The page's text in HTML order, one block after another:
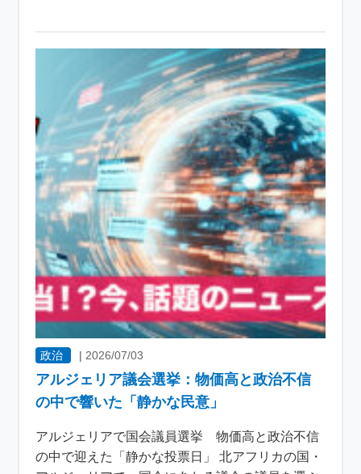
政治 | 2026/07/03
アルジェリア議会選挙：物価高と政治不信
の中で響いた「静かな民意」
アルジェリアで国会議員選挙 物価高と政治不信
の中で迎えた「静かな投票日」 北アフリカの国・